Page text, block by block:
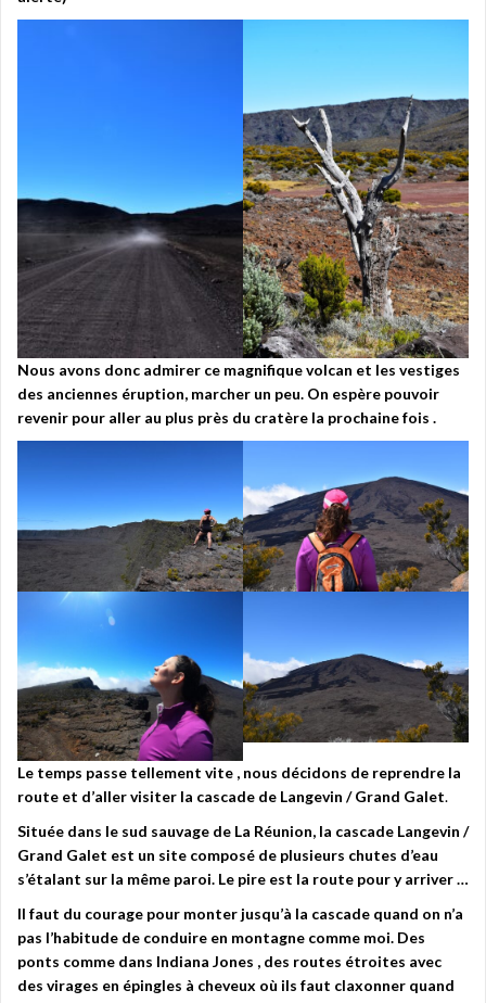
Nous avons donc admirer ce magnifique volcan et les vestiges
des anciennes éruption, marcher un peu. On espère pouvoir
revenir pour aller au plus près du cratère la prochaine fois .
Le temps passe tellement vite , nous décidons de reprendre la
route et d’aller visiter la cascade de Langevin / Grand Galet.
Située dans le sud sauvage de La Réunion, la cascade Langevin /
Grand Galet est un site composé de plusieurs chutes d’eau
s’étalant sur la même paroi. Le pire est la route pour y arriver …
Il faut du courage pour monter jusqu’à la cascade quand on n’a
pas l’habitude de conduire en montagne comme moi. Des
ponts comme dans Indiana Jones , des routes étroites avec
des virages en épingles à cheveux où ils faut claxonner quand